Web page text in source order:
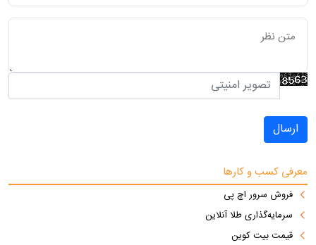
ارسال
معرفی کسب و کارها
فروش سرور اچ پی
سرمایه‌گذاری طلا آنلاین
قیمت بیت کوین